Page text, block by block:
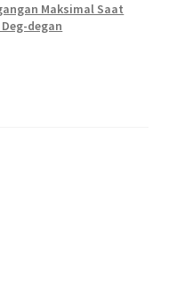
Maksimal Saat
degan